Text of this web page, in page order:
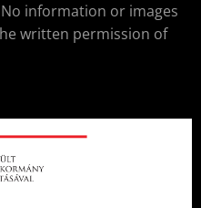
information or images
written permission of